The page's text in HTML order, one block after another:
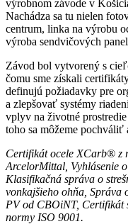
výrobnom závode v
Nachádza sa tu nielen
centrum, linka na výrobu
výroba sendvičových
Závod bol vytvorený s
čomu sme získali
definujú požiadavky pre
a zlepšovať systémy
vplyv na životné
toho sa môžeme
Certifikát ocele XCarb® z
ArcelorMittal, Vyhlásenie
Klasifikačná správa o
vonkajšieho ohňa, Správa
PV od CBOiNT, Certifikát
normy ISO 9001.